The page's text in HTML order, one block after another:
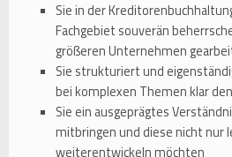
Sie in der
Fachgebiet souverän
größeren Unternehmen
Sie strukturiert und
bei komplexen Themen klar
Sie ein ausgeprägtes
mitbringen und diese nicht nur
weiterentwickeln möchten